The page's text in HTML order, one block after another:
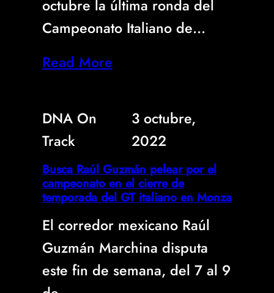
octubre la última ronda del
Campeonato Italiano de…
Read More
DNA On
Track
3 octubre,
2022
Busca Raúl Guzmán pelear por el
campeonato en el cierre de
temporada del GT italiano en Monza
El corredor mexicano Raúl
Guzmán Marchina disputa
este fin de semana, del 7 al 9